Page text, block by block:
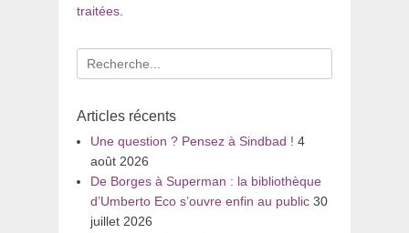
traitées.
Recherche
pour
Articles récents
Une question ? Pensez à Sindbad ! 4
août 2026
De Borges à Superman : la bibliothèque
d’Umberto Eco s’ouvre enfin au public 30
juillet 2026